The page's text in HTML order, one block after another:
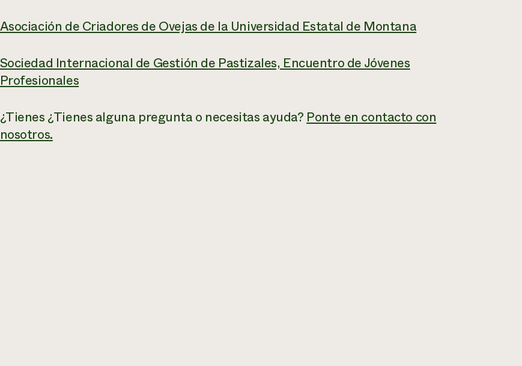
Asociación de Criadores de Ovejas de la Universidad Estatal de Montana
Sociedad Internacional de Gestión de Pastizales, Encuentro de Jóvenes
Profesionales
¿Tienes ¿Tienes alguna pregunta o necesitas ayuda? Ponte en contacto con
nosotros.